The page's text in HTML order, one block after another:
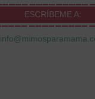
ESCRÍBEME A: